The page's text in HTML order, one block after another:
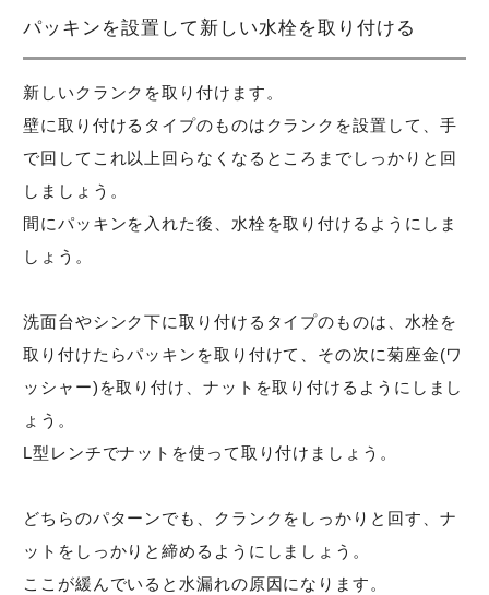
パッキンを設置して新しい水栓を取り付ける
新しいクランクを取り付けます。
壁に取り付けるタイプのものはクランクを設置して、手
で回してこれ以上回らなくなるところまでしっかりと回
しましょう。
間にパッキンを入れた後、水栓を取り付けるようにしま
しょう。
洗面台やシンク下に取り付けるタイプのものは、水栓を
取り付けたらパッキンを取り付けて、その次に菊座金(ワ
ッシャー)を取り付け、ナットを取り付けるようにしまし
ょう。
L型レンチでナットを使って取り付けましょう。
どちらのパターンでも、クランクをしっかりと回す、ナ
ットをしっかりと締めるようにしましょう。
ここが緩んでいると水漏れの原因になります。